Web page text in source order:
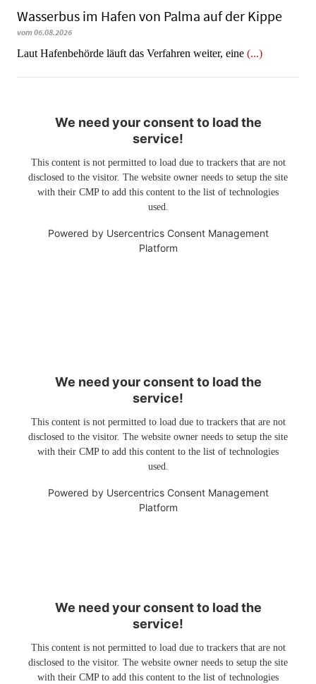
Wasserbus im Hafen von Palma auf der Kippe
vom 06.08.2026
Laut Hafenbehörde läuft das Verfahren weiter, eine (...)
We need your consent to load the
service!
This content is not permitted to load due to trackers that are not
disclosed to the visitor. The website owner needs to setup the site
with their CMP to add this content to the list of technologies
used.
Powered by Usercentrics Consent Management
Platform
We need your consent to load the
service!
This content is not permitted to load due to trackers that are not
disclosed to the visitor. The website owner needs to setup the site
with their CMP to add this content to the list of technologies
used.
Powered by Usercentrics Consent Management
Platform
We need your consent to load the
service!
This content is not permitted to load due to trackers that are not
disclosed to the visitor. The website owner needs to setup the site
with their CMP to add this content to the list of technologies